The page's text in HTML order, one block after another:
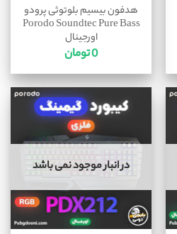
هدفون بیسیم بلوتوثی پرودو
Porodo Soundtec Pure Bass
اورجینال
0تومان
در انبار موجود نمی باشد